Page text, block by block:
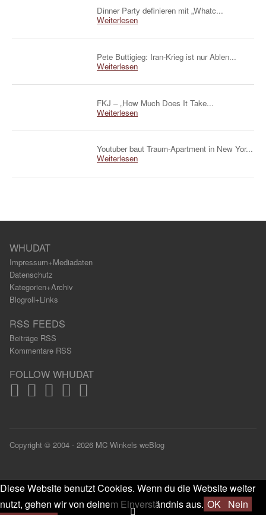
Dinner Party definieren mit „Whatc...
Weiterlesen
Pete Buttigieg: Iran-Krieg ist nur Ablen...
Weiterlesen
FKJ – „How Much Does It Take...
Weiterlesen
Youtuber baut Traum-Apartment in New Yor...
Weiterlesen
WHUDAT
Impressum+Mediadaten
Datenschutz
Kategorien+Archiv
Blogroll+Links
RSS FEEDS
Beiträge RSS
Kommentare RSS
FOLLOW WHUDAT
Copyright © 2004 - 2026 MC Winkels weBlog
Diese Website benutzt Cookies. Wenn du die Website weiter
nutzt, gehen wir von deinem Einverständnis aus. OK
Nein